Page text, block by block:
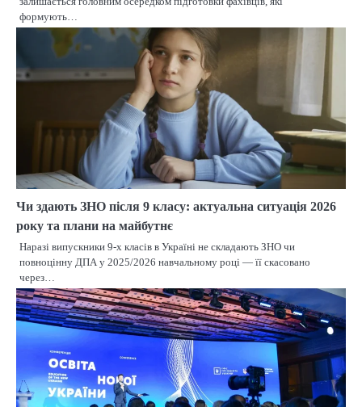
формують…
Чи здають ЗНО після 9 класу: актуальна ситуація 2026
року та плани на майбутнє
Наразі випускники 9-х класів в Україні не складають ЗНО чи
повноцінну ДПА у 2025/2026 навчальному році — її скасовано
через…